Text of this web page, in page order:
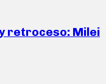
retroceso: Milei